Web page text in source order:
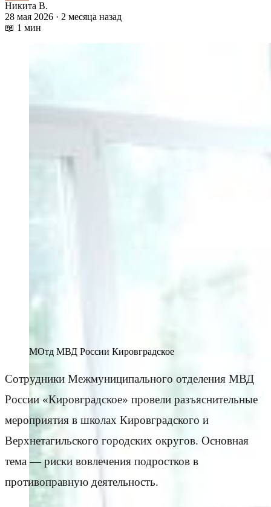
Никита В.
28 мая 2026 · 2 месяца назад
📖 1 мин
МОтд МВД России Кировградское
Сотрудники Межмуниципального отделения МВД
России «Кировградское» провели разъяснительные
мероприятия в школах Кировградского и
Верхнетагильского городских округов. Основная
тема — риски вовлечения подростков в
противоправную деятельность.